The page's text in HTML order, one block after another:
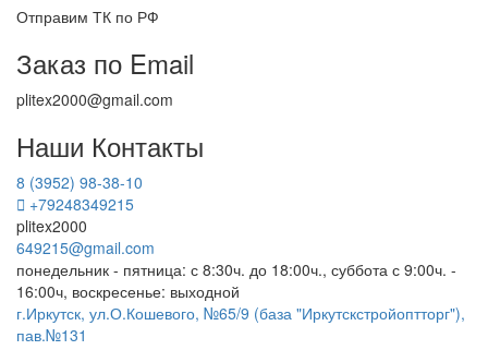
Отправим ТК по РФ
Заказ по Email
plitex2000@gmail.com
Наши Контакты
8 (3952) 98-38-10
+79248349215
plitex2000
649215@gmail.com
понедельник - пятница: с 8:30ч. до 18:00ч., суббота с 9:00ч. -
16:00ч, воскресенье: выходной
г.Иркутск, ул.О.Кошевого, №65/9 (база "Иркутскстройоптторг"),
пав.№131